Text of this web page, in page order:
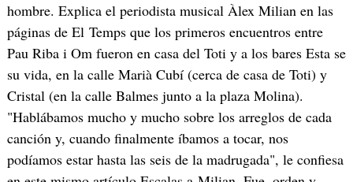
hombre. Explica el periodista musical Àlex Milian en las
páginas de El Temps que los primeros encuentros entre
Pau Riba i Om fueron en casa del Toti y a los bares Esta se
su vida, en la calle Marià Cubí (cerca de casa de Toti) y
Cristal (en la calle Balmes junto a la plaza Molina).
"Hablábamos mucho y mucho sobre los arreglos de cada
canción y, cuando finalmente íbamos a tocar, nos
podíamos estar hasta las seis de la madrugada", le confiesa